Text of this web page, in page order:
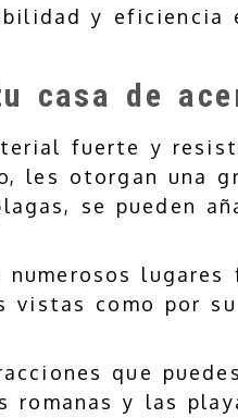
y eficiencia
casa de
fuerte y
les otorgan una
se pueden
numerosos
vistas como por
que
romanas y las